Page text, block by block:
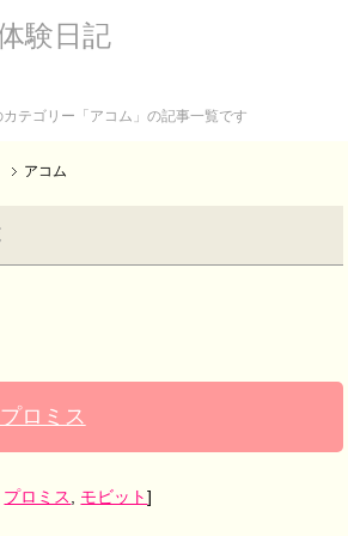
験日記
カテゴリー「アコム」の記事一覧です
アコム
ロミス
プロミス, モビット]